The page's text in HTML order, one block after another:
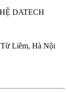
DATECH
Liêm, Hà Nội